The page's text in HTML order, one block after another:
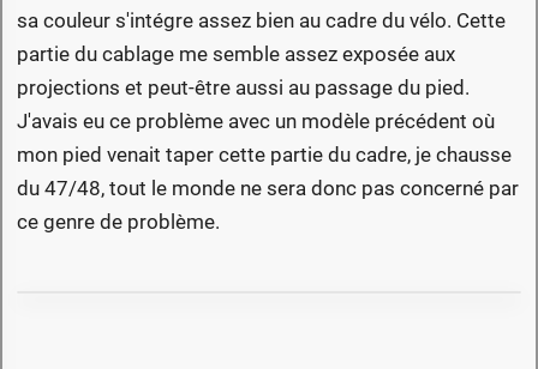
sa couleur s'intégre assez bien au cadre du vélo. Cette
partie du cablage me semble assez exposée aux
projections et peut-être aussi au passage du pied.
J'avais eu ce problème avec un modèle précédent où
mon pied venait taper cette partie du cadre, je chausse
du 47/48, tout le monde ne sera donc pas concerné par
ce genre de problème.